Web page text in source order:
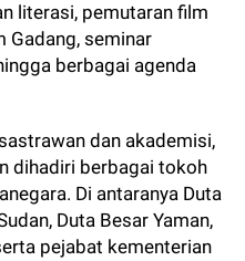
literasi, pemutaran film
Gadang, seminar
berbagai agenda
dan akademisi,
dihadiri berbagai tokoh
Di antaranya Duta
Duta Besar Yaman,
pejabat kementerian